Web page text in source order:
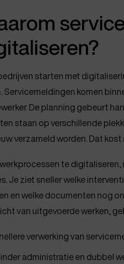
starten met
Servicemeldingen komen
De planning gebeurt
staan op verschillende
verzameld worden. Dat
te digitaliseren,
Je ziet sneller welke
en welke documenten nog
van uitgevoerde werken,
verwerking van
administratie en dubbel